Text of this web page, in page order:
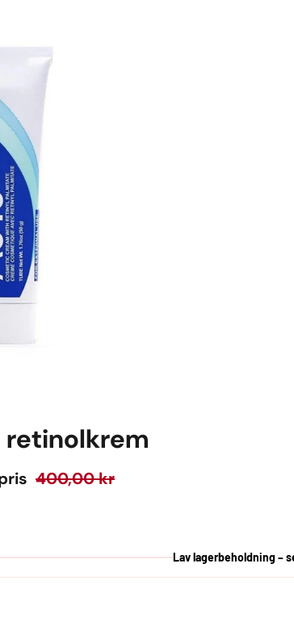
retinolkrem
400,00 kr
Lav lagerbeholdning –